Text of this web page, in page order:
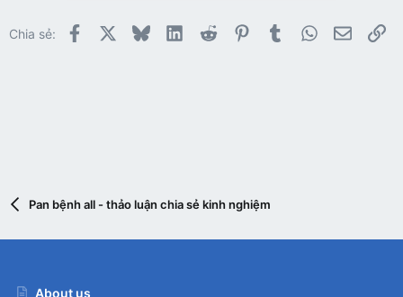
Chia sẻ: Facebook BlueskyLinkedInReddit PinterestTumblrWhatsApp
Email
Pan bệnh all - thảo luận chia sẻ kinh nghiệm
About us